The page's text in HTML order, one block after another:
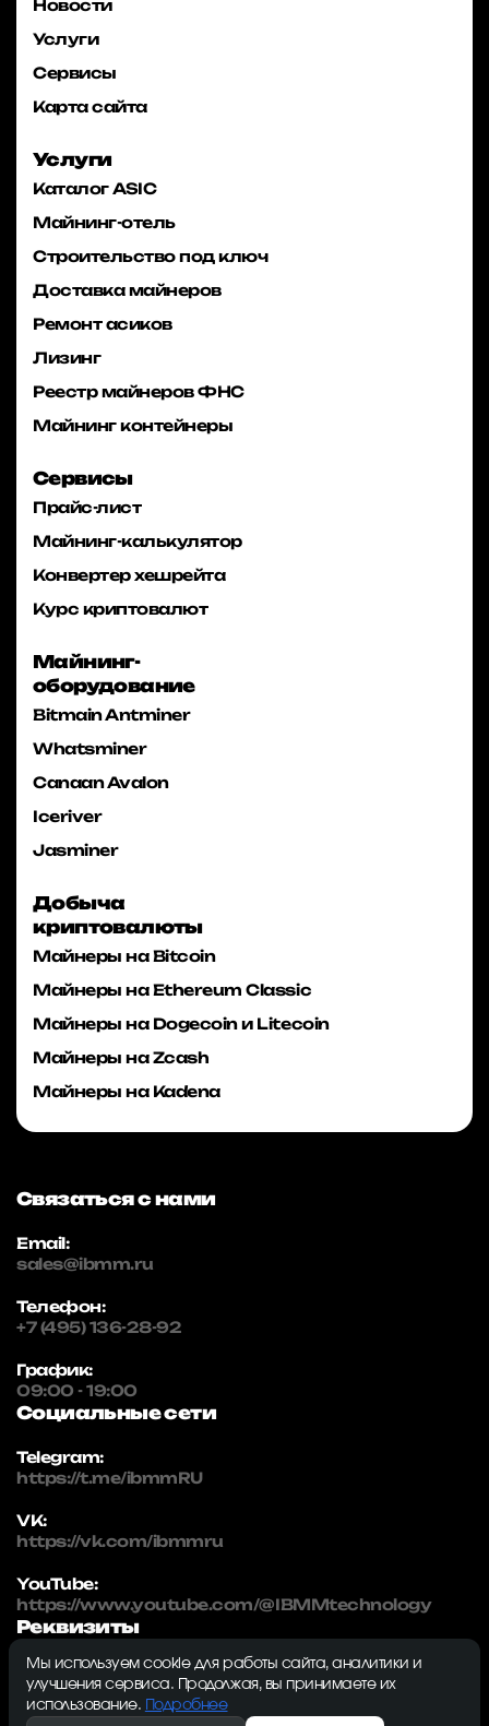
Новости
Услуги
Сервисы
Карта сайта
Услуги
Каталог ASIC
Майнинг-отель
Строительство под ключ
Доставка майнеров
Ремонт асиков
Лизинг
Реестр майнеров ФНС
Майнинг контейнеры
Сервисы
Прайс-лист
Майнинг-калькулятор
Конвертер хешрейта
Курс криптовалют
Майнинг-
оборудование
Bitmain Antminer
Whatsminer
Canaan Avalon
Iceriver
Jasminer
Добыча
криптовалюты
Майнеры на Bitcoin
Майнеры на Ethereum Classic
Майнеры на Dogecoin и Litecoin
Майнеры на Zcash
Майнеры на Kadena
Связаться с нами
Email:
sales@ibmm.ru
Телефон:
+7 (495) 136-28-92
График:
09:00 - 19:00
Социальные сети
Telegram:
https://t.me/ibmmRU
VK:
https://vk.com/ibmmru
YouTube:
https://www.youtube.com/@IBMMtechnology
Реквизиты
IBMM | technology
ИНН: 5032334982
Мы используем cookie для работы сайта, аналитики и
улучшения сервиса. Продолжая, вы принимаете их
использование.
Подробнее